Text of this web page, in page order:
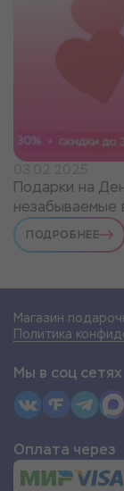
Подарки на
незабываемые
ПОДРОБНЕЕ
Магазин
Политика
Мы в соц сетях
Оплата через